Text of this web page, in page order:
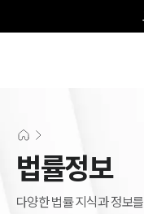
법률정보
다양한 법률 지식과 정보